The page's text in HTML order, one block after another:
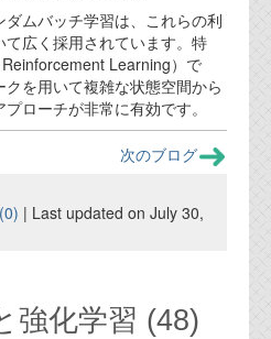
ムバッチ学習は、これらの利
広く採用されています。特
Learning）で
を用いて複雑な状態空間から
ローチが非常に有効です。
次のブログ
| Last updated on July 30,
強化学習 (48)